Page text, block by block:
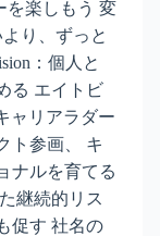
を楽しもう 変
り、ずっと
：個人と
る エイトビ
ャリアラダー
ト参画、 キ
ナルを育てる
継続的リス
促す 社名の